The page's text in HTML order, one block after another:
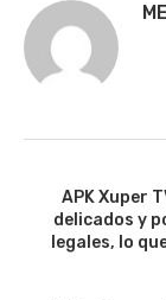
APK Xuper
delicados y
legales, lo